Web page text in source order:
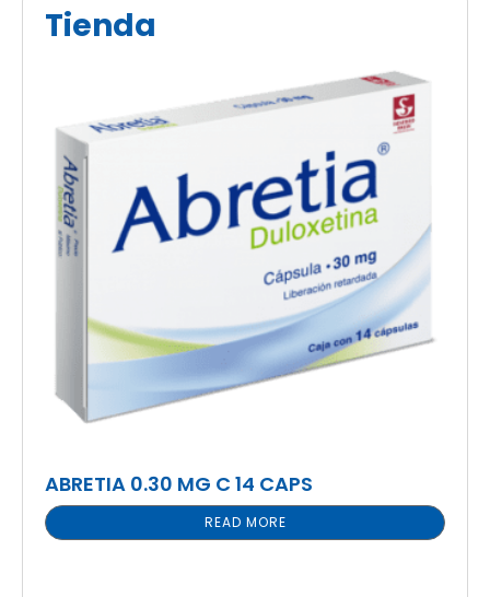
Tienda
ABRETIA 0.30 MG C 14 CAPS
READ MORE